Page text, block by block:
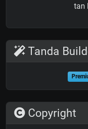
tan
Tanda
Copyright